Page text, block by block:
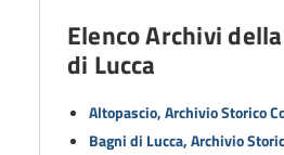
Elenco Archivi
di Lucca
Altopascio, Archivio Storico
Bagni di Lucca, Archivio